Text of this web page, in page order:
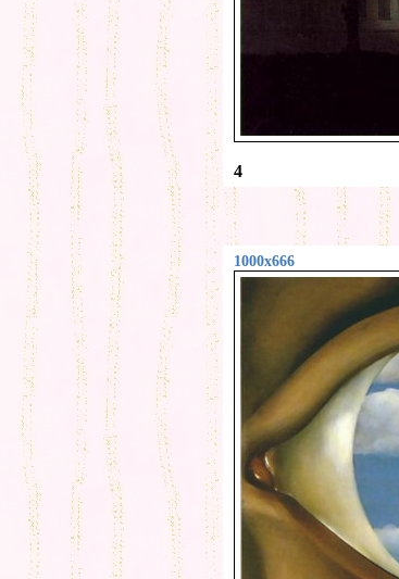
4
1000x666